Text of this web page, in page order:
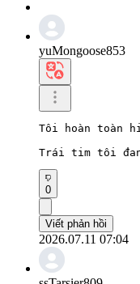
yuMongoose853
Tôi hoàn toàn
Trái tim tôi
0
Viết phản hồi
2026.07.11 07:04